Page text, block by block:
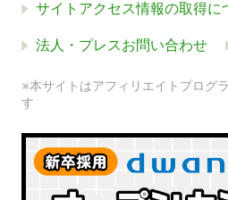
サイトアクセス情報の取得に
法人・プレスお問い合わせ
※本サイトはアフィリエイトプログ
す